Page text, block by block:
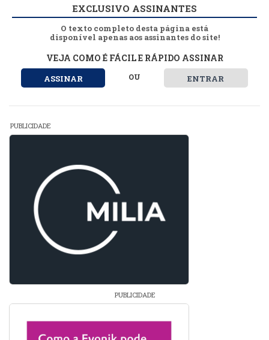
EXCLUSIVO ASSINANTES
O texto completo desta página está
disponível apenas aos assinantes do site!
VEJA COMO É FÁCIL E RÁPIDO ASSINAR
ASSINAR OU ENTRAR
PUBLICIDADE
PUBLICIDADE